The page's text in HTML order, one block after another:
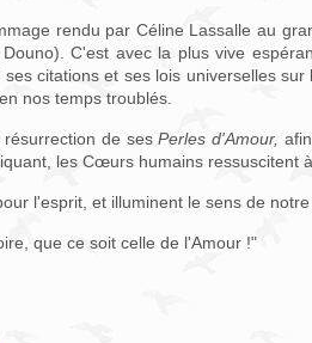
rendu par Céline Lassalle au
C'est avec la plus vive
citations et ses lois universelles
nos temps troublés.
résurrection de sesPerles d'Amour,
les Cœurs humains ressuscitent
l'esprit, et illuminent le sens de
que ce soit celle de l'Amour !"